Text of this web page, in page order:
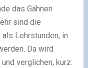
das Gähnen
sind die
Lehrstunden, in
Da wird
verglichen, kurz: